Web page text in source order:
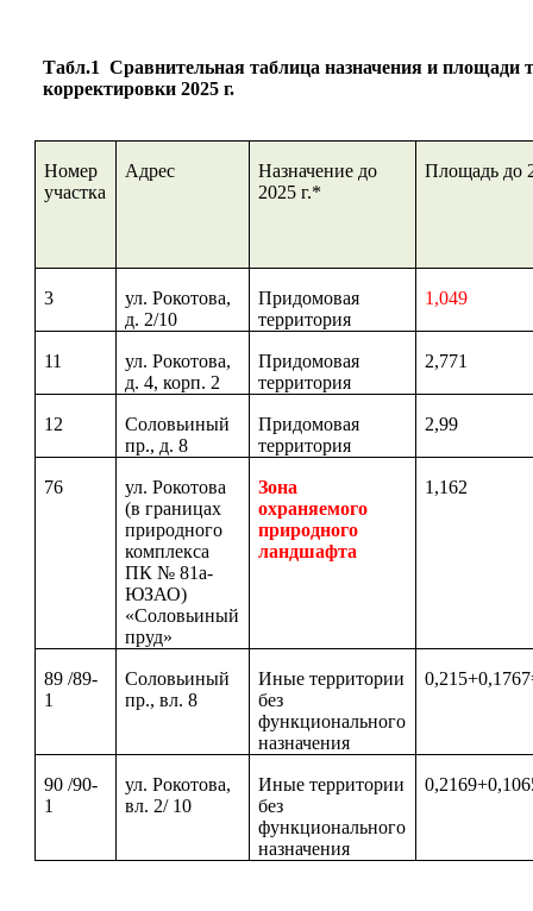
Табл.1 Сравнительная таблица назначения и площади
корректировки 2025 г.
Номер
участка
Адрес
Назначение до
2025 г.*
Площадь до
3
ул. Рокотова,
д. 2/10
Придомовая
территория
1,049
11
ул. Рокотова,
д. 4, корп. 2
Придомовая
территория
2,771
12
Соловьиный
пр., д. 8
Придомовая
территория
2,99
76
ул. Рокотова
(в границах
природного
комплекса
ПК № 81a-
ЮЗАО)
«Соловьиный
пруд»
Зона
охраняемого
природного
ландшафта
1,162
89 /89-
1
Соловьиный
пр., вл. 8
Иные территории
без
функционального
назначения
90 /90-
1
ул. Рокотова,
вл. 2/ 10
Иные территории
без
функционального
назначения